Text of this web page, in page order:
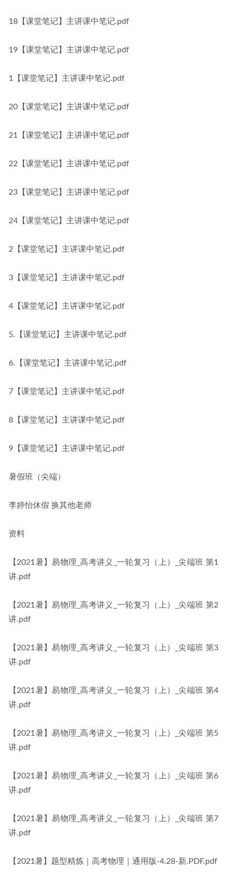
18【课堂笔记】主讲课中笔记.pdf
19【课堂笔记】主讲课中笔记.pdf
1【课堂笔记】主讲课中笔记.pdf
20【课堂笔记】主讲课中笔记.pdf
21【课堂笔记】主讲课中笔记.pdf
22【课堂笔记】主讲课中笔记.pdf
23【课堂笔记】主讲课中笔记.pdf
24【课堂笔记】主讲课中笔记.pdf
2【课堂笔记】主讲课中笔记.pdf
3【课堂笔记】主讲课中笔记.pdf
4【课堂笔记】主讲课中笔记.pdf
5.【课堂笔记】主讲课中笔记.pdf
6.【课堂笔记】主讲课中笔记.pdf
7【课堂笔记】主讲课中笔记.pdf
8【课堂笔记】主讲课中笔记.pdf
9【课堂笔记】主讲课中笔记.pdf
暑假班（尖端）
李婷怡休假 换其他老师
资料
【2021暑】易物理_高考讲义_一轮复习（上）_尖端班 第1
讲.pdf
【2021暑】易物理_高考讲义_一轮复习（上）_尖端班 第2
讲.pdf
【2021暑】易物理_高考讲义_一轮复习（上）_尖端班 第3
讲.pdf
【2021暑】易物理_高考讲义_一轮复习（上）_尖端班 第4
讲.pdf
【2021暑】易物理_高考讲义_一轮复习（上）_尖端班 第5
讲.pdf
【2021暑】易物理_高考讲义_一轮复习（上）_尖端班 第6
讲.pdf
【2021暑】易物理_高考讲义_一轮复习（上）_尖端班 第7
讲.pdf
【2021暑】题型精炼｜高考物理｜通用版-4.28-新.PDF.pdf